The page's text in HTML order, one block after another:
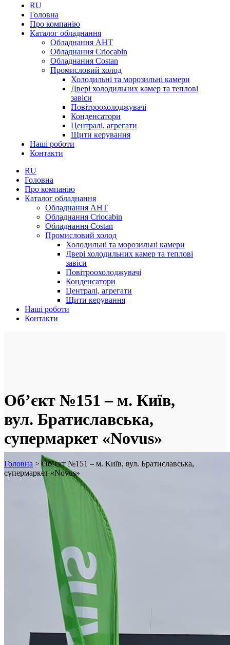
RU
Головна
Про компанію
Каталог обладнання
Обладнання AHT
Обладнання Criocabin
Обладнання Costan
Промисловий холод
Холодильні та морозильні камери
Двері холодильних камер та теплові
завіси
Повітроохолоджувачі
Конденсатори
Централі, агрегати
Щити керування
Наші роботи
Контакти
RU
Головна
Про компанію
Каталог обладнання
Обладнання AHT
Обладнання Criocabin
Обладнання Costan
Промисловий холод
Холодильні та морозильні камери
Двері холодильних камер та теплові
завіси
Повітроохолоджувачі
Конденсатори
Централі, агрегати
Щити керування
Наші роботи
Контакти
Об’єкт №151 – м. Київ,
вул. Братиславська,
супермаркет «Novus»
Головна >Об’єкт №151 – м. Київ, вул. Братиславська,
супермаркет «Novus»